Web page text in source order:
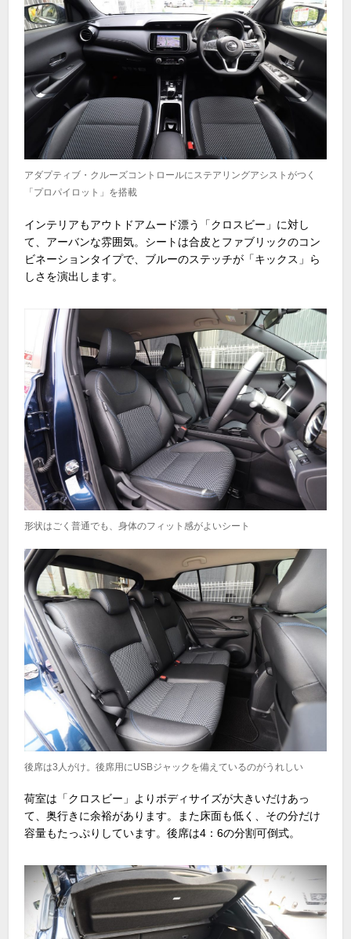
アダプティブ・クルーズコントロールにステアリングアシストがつく
「プロパイロット」を搭載
インテリアもアウトドアムード漂う「クロスビー」に対し
て、アーバンな雰囲気。シートは合皮とファブリックのコン
ビネーションタイプで、ブルーのステッチが「キックス」ら
しさを演出します。
形状はごく普通でも、身体のフィット感がよいシート
後席は3人がけ。後席用にUSBジャックを備えているのがうれしい
荷室は「クロスビー」よりボディサイズが大きいだけあっ
て、奥行きに余裕があります。また床面も低く、その分だけ
容量もたっぷりしています。後席は4：6の分割可倒式。